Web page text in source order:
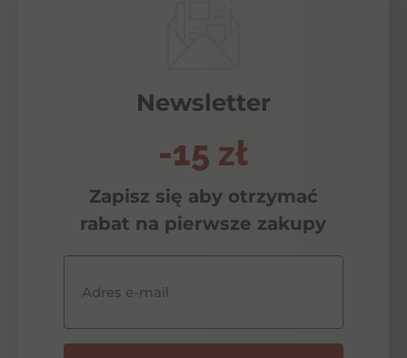
Newsletter
-15 zł
Zapisz się aby otrzymać
rabat na pierwsze zakupy
Adres e-mail